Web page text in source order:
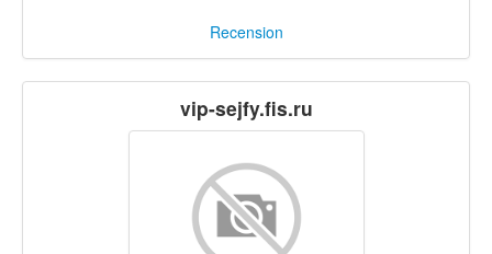
Recension
vip-sejfy.fis.ru